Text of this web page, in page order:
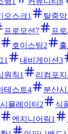
오스크1 탈중
프로모션 7 프
호이스팅2
1 내비게이션3
원칙1 리컴포지
테스트4 분산
시뮬레이터 2 식
엔지니어링1